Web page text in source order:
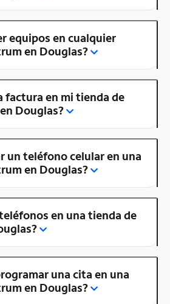
equipos en cualquier
en Douglas?
factura en mi tienda de
Douglas?
un teléfono celular en una
en Douglas?
en una tienda de
una cita en una
en Douglas?